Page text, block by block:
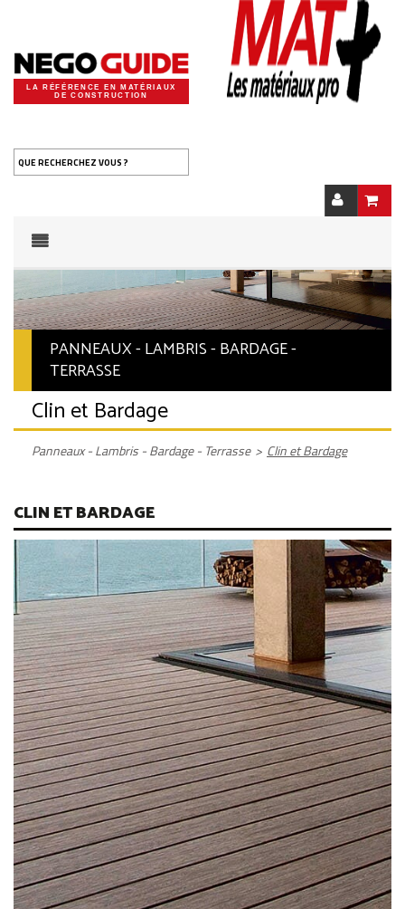
LA RÉFÉRENCE EN MATÉRIAUX
DE CONSTRUCTION
QUE RECHERCHEZ VOUS ?
PANNEAUX - LAMBRIS - BARDAGE -
TERRASSE
Clin et Bardage
Panneaux - Lambris - Bardage - Terrasse > Clin et Bardage
CLIN ET BARDAGE